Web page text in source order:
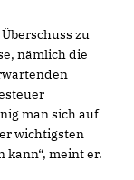
zu
nämlich die
man sich auf
wichtigsten
kann“, meint er.